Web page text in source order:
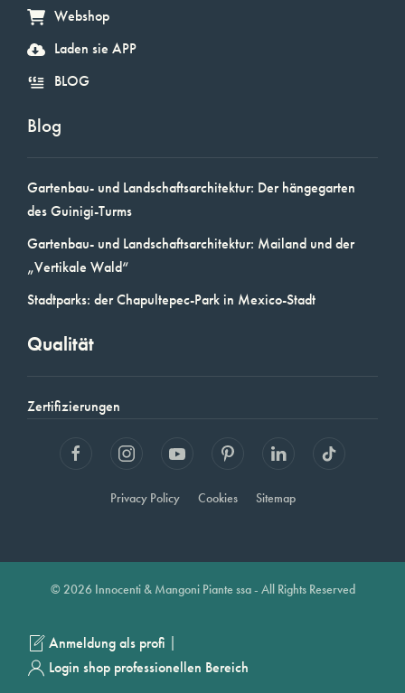
Webshop
Laden sie APP
BLOG
Blog
Gartenbau- und Landschaftsarchitektur: Der hängegarten
des Guinigi-Turms
Gartenbau- und Landschaftsarchitektur: Mailand und der
„Vertikale Wald“
Stadtparks: der Chapultepec-Park in Mexico-Stadt
Qualität
Zertifizierungen
Privacy Policy Cookies Sitemap
© 2026 Innocenti & Mangoni Piante ssa - All Rights Reserved
Anmeldung als profi |
Login shop professionellen Bereich